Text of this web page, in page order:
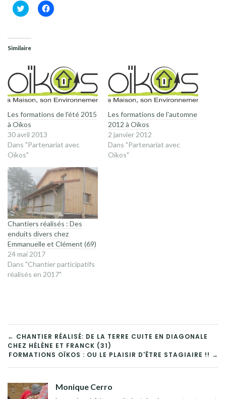
Cliquez
pour
dans
une
nouvelle
Cliquez
pour
Similaire
Les formations de l'été 2015
à Oïkos
30 avril 2013
Dans "Partenariat avec
Oïkos"
Les formations de l'automne
2012 à Oïkos
2 janvier 2012
Dans "Partenariat avec
Oïkos"
Chantiers réalisés : Des
enduits divers chez
Emmanuelle et Clément (69)
24 mai 2017
Dans "Chantier participatifs
réalisés en 2017"
NAVIGATION
DE
L’ARTICLE
← CHANTIER RÉALISÉ: DE LA TERRE CUITE EN DIAGONALE
CHEZ HÉLÈNE ET FRANCK (31)
FORMATIONS OÏKOS : OU LE PLAISIR D'ÊTRE STAGIAIRE !! →
Monique Cerro